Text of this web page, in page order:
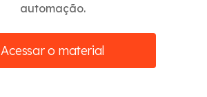
automação.
Acessar o material